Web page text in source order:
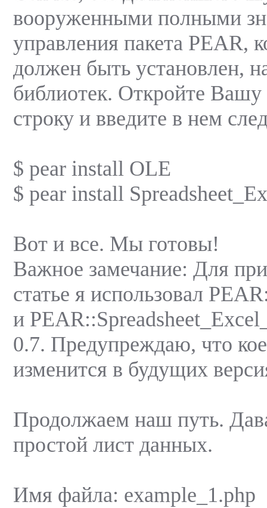
вооруженными полными
управления пакета PEAR,
должен быть установлен,
библиотек. Откройте
строку и введите в нем
$ pear install OLE
$ pear install
Вот и все. Мы готовы!
Важное замечание: Для
статье я использовал
и
0.7. Предупреждаю, что
изменится в будущиx
Продолжаем наш путь.
простой лист данных.
Имя файла: example_1.php